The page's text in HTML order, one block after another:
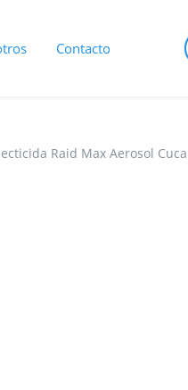
Contacto
Raid Max Aerosol